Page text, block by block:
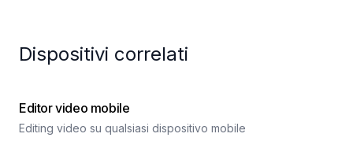
Dispositivi correlati
Editor video mobile
Editing video su qualsiasi dispositivo mobile